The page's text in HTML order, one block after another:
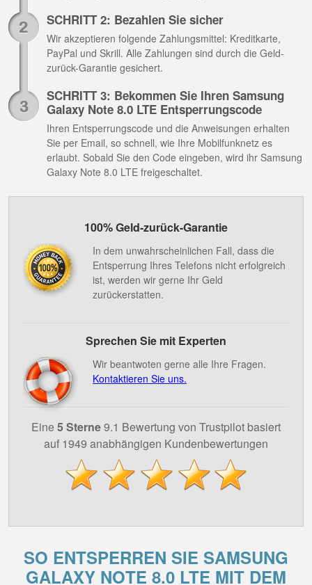
SCHRITT 2: Bezahlen Sie sicher
Wir akzeptieren folgende Zahlungsmittel: Kreditkarte,
PayPal und Skrill. Alle Zahlungen sind durch die Geld-
zurück-Garantie gesichert.
SCHRITT 3: Bekommen Sie Ihren Samsung
Galaxy Note 8.0 LTE Entsperrungscode
Ihren Entsperrungscode und die Anweisungen erhalten
Sie per Email, so schnell, wie Ihre Mobilfunknetz es
erlaubt. Sobald Sie den Code eingeben, wird ihr Samsung
Galaxy Note 8.0 LTE freigeschaltet.
100% Geld-zurück-Garantie
In dem unwahrscheinlichen Fall, dass die
Entsperrung Ihres Telefons nicht erfolgreich
ist, werden wir gerne Ihr Geld
zurückerstatten.
Sprechen Sie mit Experten
Wir beantwoten gerne alle Ihre Fragen.
Kontaktieren Sie uns.
Eine 5 Sterne9.1 Bewertung von Trustpilot basiert
auf 1949 anabhängigen Kundenbewertungen
SO ENTSPERREN SIE SAMSUNG
GALAXY NOTE 8.0 LTE MIT DEM